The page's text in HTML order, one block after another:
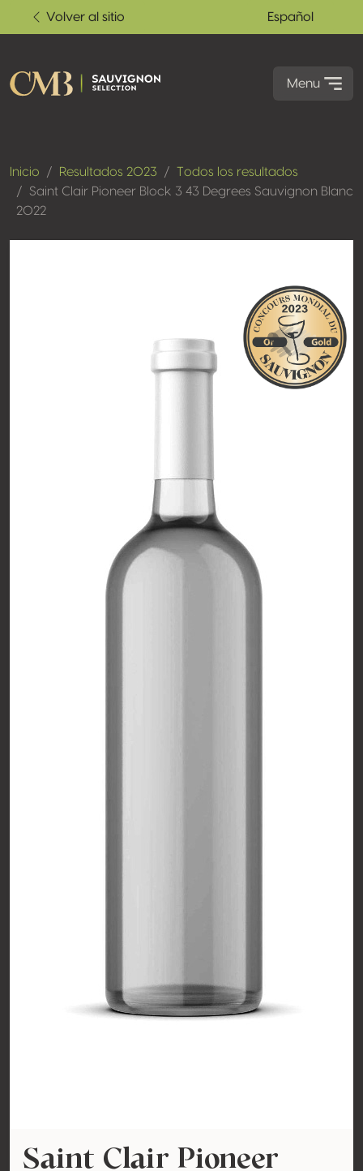
Volver al sitio Español
Menu
Inicio Resultados 2023
Todos los resultados
Saint Clair Pioneer Block 3 43 Degrees Sauvignon Blanc
2022
Saint Clair Pioneer